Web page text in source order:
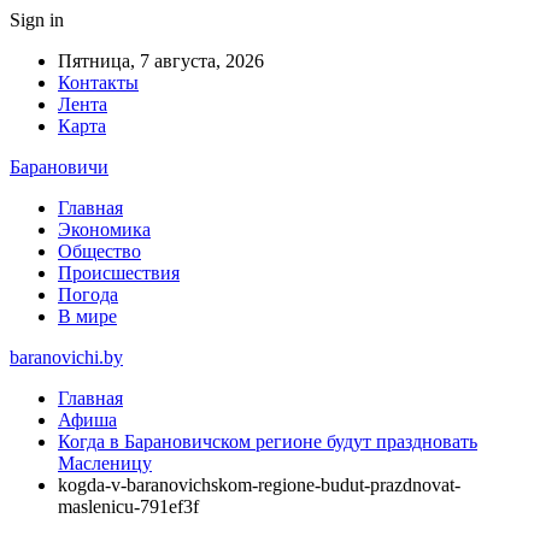
Sign in
Пятница, 7 августа, 2026
Контакты
Лента
Карта
Барановичи
Главная
Экономика
Общество
Происшествия
Погода
В мире
baranovichi.by
Главная
Афиша
Когда в Барановичском регионе будут праздновать
Масленицу
kogda-v-baranovichskom-regione-budut-prazdnovat-
maslenicu-791ef3f